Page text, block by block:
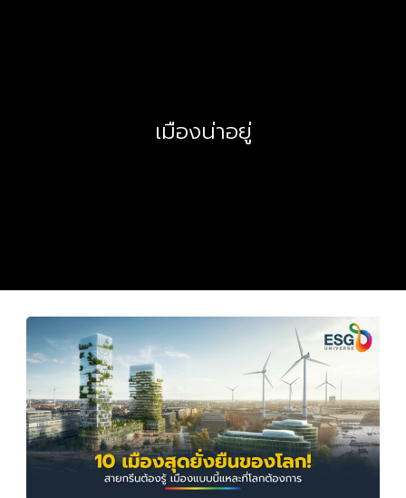
เมืองน่าอยู่